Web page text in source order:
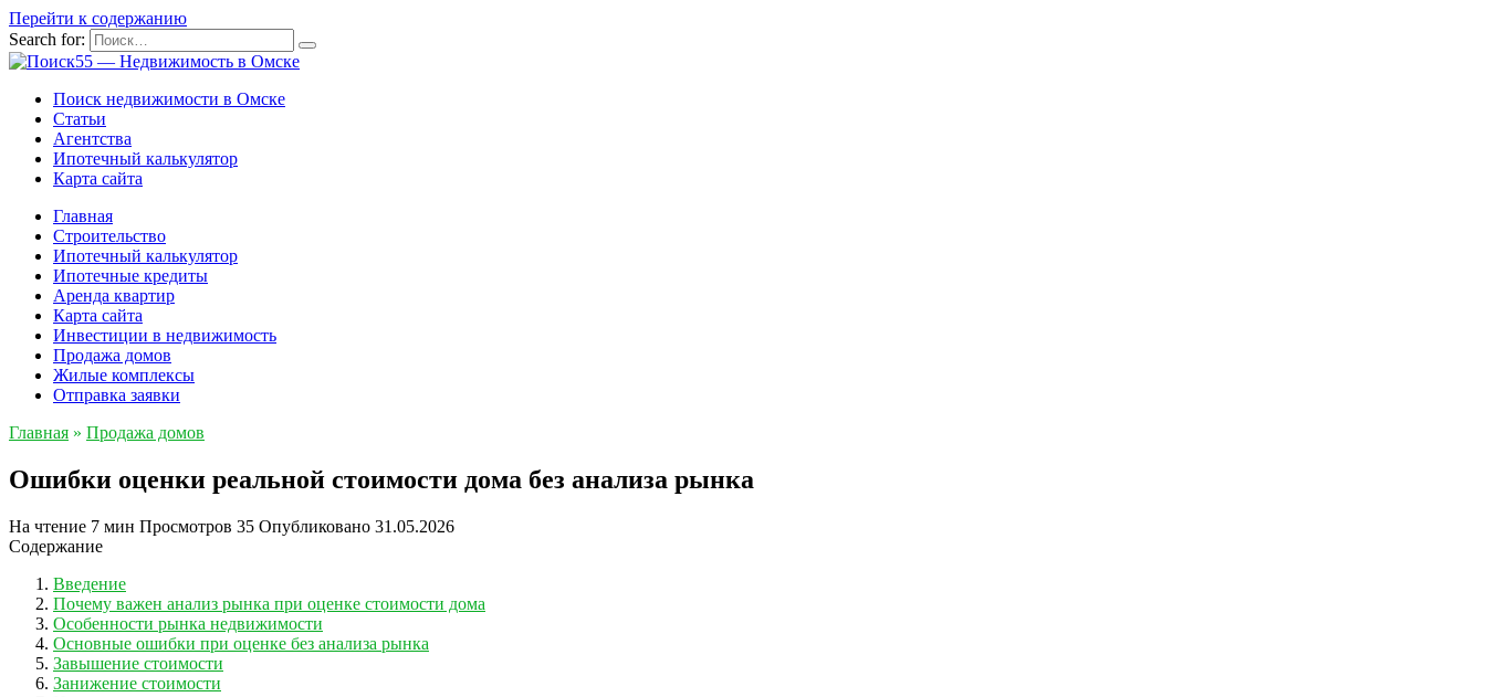
Перейти к содержанию
Search for:
Поиск недвижимости в Омске
Статьи
Агентства
Ипотечный калькулятор
Карта сайта
Главная
Строительство
Ипотечный калькулятор
Ипотечные кредиты
Аренда квартир
Карта сайта
Инвестиции в недвижимость
Продажа домов
Жилые комплексы
Отправка заявки
Главная » Продажа домов
Ошибки оценки реальной стоимости дома без анализа рынка
На чтение 7 мин Просмотров 35 Опубликовано 31.05.2026
Содержание
Введение
Почему важен анализ рынка при оценке стоимости дома
Особенности рынка недвижимости
Основные ошибки при оценке без анализа рынка
Завышение стоимости
Занижение стоимости